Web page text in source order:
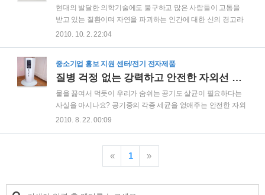
세정 스프레이, 센스후레쉬 밀 추출물로 만든 밀렉스코에이 친
환경 주방세제, 첨밀밀 주방세제 탈취와 알러지(Allergy) 예방을
현대의 발달한 의학기술에도 불구하고 많은 사람들이 고통을
받고 있는 질환이며 자연을 파괴하는 인간에 대한 신의 경고라
고도 일컬어지는 질환인 아토피와 건선을 그대로 방치하면 더
한 치료법이 있는 것도 아니어서 이러한 난치성 피부질환을 겪
고 있는 많은 사람들의 고민은 더욱 깊어만 가고 있습니다. 놀란
바이오의 ato7이라는 제품은 바로 이러한 아토피나 건선 환자
들에게 치유에 대한 희망을 줄 수도 있는 제품인 것으로 생각됩
2010. 10. 2. 22:04
중소기업 홍보 지원 센터/전기 전자제품
질병 걱정 없는 강력하고 안전한 자외선 공기살균시스템, UASS 공기살균기
물을 끓여서 먹듯이 우리가 숨쉬는 공기도 살균이 필요하다는
사실을 아시나요? 공기중의 각종 세균을 없애주는 안전한 자외
선 공기살균시스템, UASS 공기살균기로 공기중의 모든 유해물
자외선 공기살균시스템, UASS 공기살균기)에 이어 실제 UASS
공기살균기를 사용해 본 결과를 바탕으로 작성한 2차 리뷰 사용
2010. 8. 22. 00:09
« 1 »